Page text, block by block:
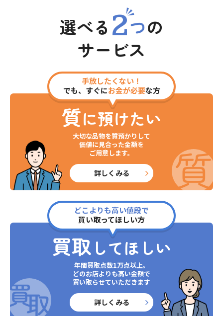
選べる 2つの
サービス
手放したくない！
でも、すぐにお金が必要な方
質に預けたい
大切な品物を質預かりして
価値に見合った金額を
ご用意します。
詳しくみる
どこよりも高い値段で
買い取ってほしい方
買取 してほしい
年間買取点数1万点以上。
どのお店よりも高い金額で
買い取らせていただきます
詳しくみる